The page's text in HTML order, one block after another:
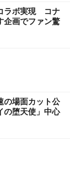
ラボ実現 コナ
企画でファン驚
の場面カット公
堕天使」中心